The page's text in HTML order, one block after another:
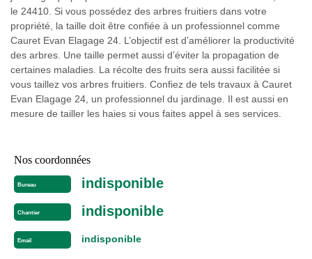
le 24410. Si vous possédez des arbres fruitiers dans votre
propriété, la taille doit être confiée à un professionnel comme
Cauret Evan Elagage 24. L’objectif est d’améliorer la productivité
des arbres. Une taille permet aussi d’éviter la propagation de
certaines maladies. La récolte des fruits sera aussi facilitée si
vous taillez vos arbres fruitiers. Confiez de tels travaux à Cauret
Evan Elagage 24, un professionnel du jardinage. Il est aussi en
mesure de tailler les haies si vous faites appel à ses services.
Nos coordonnées
Bureau indisponible
Chantier indisponible
Email indisponible